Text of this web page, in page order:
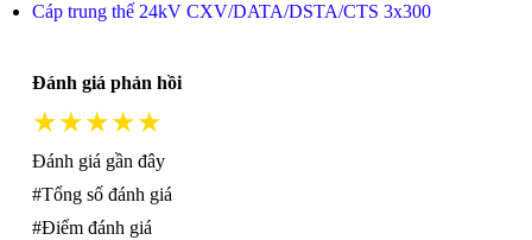
Cáp trung thế 24kV CXV/DATA/DSTA/CTS 3x300
Đánh giá phản hồi
★★★★★
Đánh giá gần đây
#Tổng số đánh giá
#Điểm đánh giá